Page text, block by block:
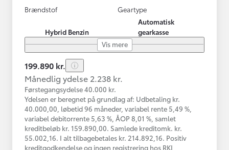
Brændstof
Hybrid Benzin
Geartype
Automatisk
gearkasse
Vis mere
199.890 kr.
Månedlig ydelse 2.238 kr.
Førstegangsydelse 40.000 kr.
Ydelsen er beregnet på grundlag af: Udbetaling kr.
40.000,00, løbetid 96 måneder, variabel rente 5,49 %,
variabel debitorrente 5,63 %, ÅOP 8,01 %, samlet
kreditbeløb kr. 159.890,00. Samlede kreditomk. kr.
55.002,16. I alt tilbagebetales kr. 214.892,16. Positiv
kreditgodkendelse og ingen registrering hos RKI